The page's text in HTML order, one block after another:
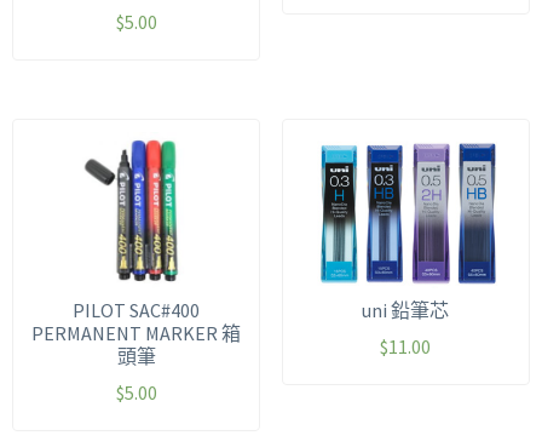
$5.00
PILOT SAC#400
PERMANENT MARKER 箱
頭筆
$5.00
uni 鉛筆芯
$11.00